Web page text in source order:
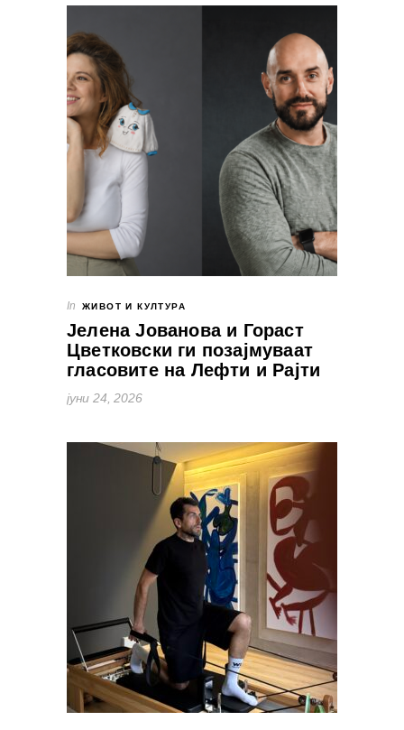
In ЖИВОТ И КУЛТУРА
Јелена Јованова и Гораст
Цветковски ги позајмуваат
гласовите на Лефти и Рајти
јуни 24, 2026